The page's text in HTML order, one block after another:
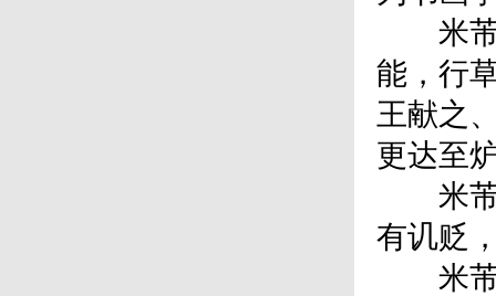
米芾
能，行
王献之
更达至
米芾
有讥贬
米芾